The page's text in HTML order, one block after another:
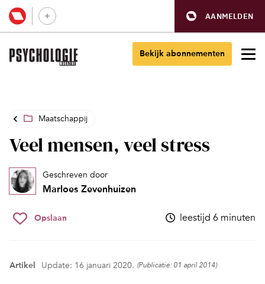
AANMELDEN
Bekijk abonnementen
Maatschappij
Veel mensen, veel stress
Geschreven door
Marloes Zevenhuizen
Opslaan leestijd 6 minuten
Artikel Update: 16 januari 2020. (Publicatie: 01 april 2014)